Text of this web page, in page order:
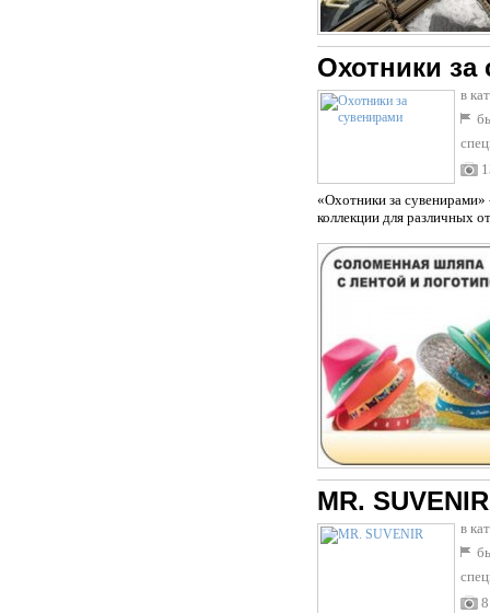
Охотники за
в
«Охотники за
коллекции для различных
MR. SUVENIR
в
8